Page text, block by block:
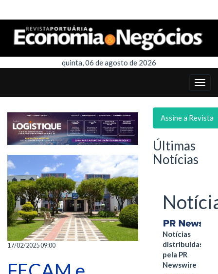
quinta, 06 de agosto de 2026
17/02/2025 09:00
Assine a Revista
Últimas
Notícias
Notícias
distribuídas
pela PR
Newswire